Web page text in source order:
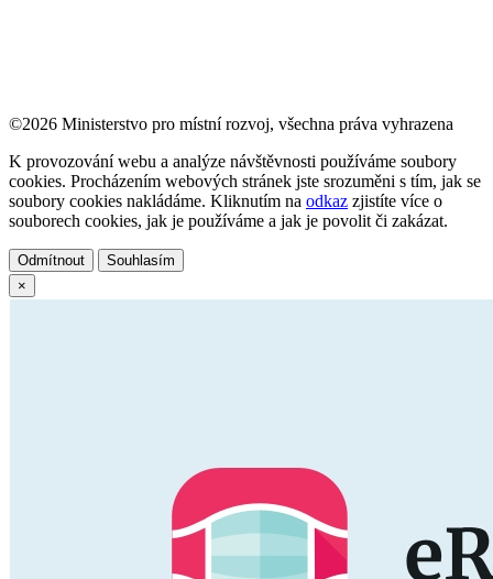
©2026 Ministerstvo pro místní rozvoj, všechna práva vyhrazena
K provozování webu a analýze návštěvnosti používáme soubory
cookies. Procházením webových stránek jste srozuměni s tím, jak se
soubory cookies nakládáme. Kliknutím na odkaz zjistíte více o
souborech cookies, jak je používáme a jak je povolit či zakázat.
Odmítnout
Souhlasím
×